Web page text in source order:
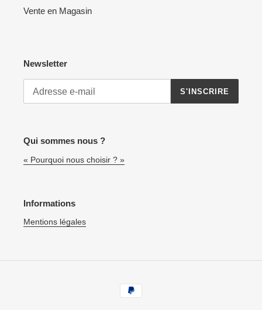
Vente en Magasin
Newsletter
S'INSCRIRE
Qui sommes nous ?
« Pourquoi nous choisir ? »
Informations
Mentions légales
Moyens
de